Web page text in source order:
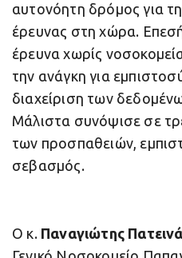
αυτονόητη δρόμος για
έρευνας στη χώρα.
έρευνα χωρίς
την ανάγκη για
διαχείριση των
Μάλιστα συνόψισε σε
των προσπαθειών,
σεβασμός.
Ο κ. Παναγιώτης